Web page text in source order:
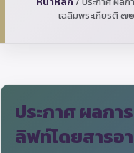
เฉลิมพระเกียรติ ๗
ประกาศ ผลกา
ลิฟท์โดยสารอ